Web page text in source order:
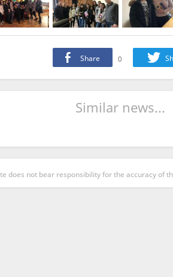
Share 0
Similar news...
does not bear responsibility for the accuracy of